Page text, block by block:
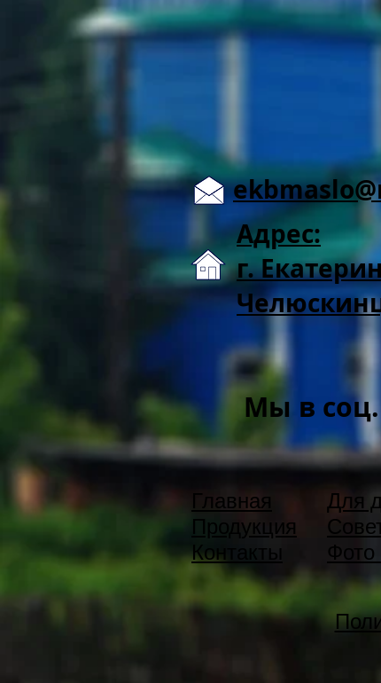
Адрес:
г.
Мы в соц.
Главная
Продукция
Контакты
Для
Фото